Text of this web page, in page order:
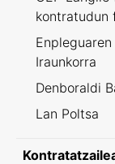
kontratudun
Iraunkorra
Denboraldi
Lan Poltsa